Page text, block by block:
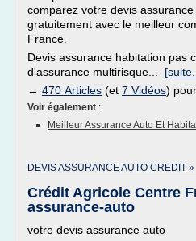
comparez votre devis
gratuitement avec le meilleur
France.
Devis assurance habitation pas
d'assurance multirisque...
→ 470 Articles (et 7 Vidéos)
Voir également :
Meilleur Assurance Auto Et
DEVIS ASSURANCE AUTO CREDIT »
Crédit Agricole Centre
assurance-auto
votre devis assurance auto